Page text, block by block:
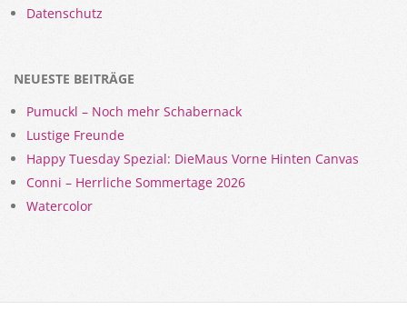
Datenschutz
NEUESTE BEITRÄGE
Pumuckl – Noch mehr Schabernack
Lustige Freunde
Happy Tuesday Spezial: DieMaus Vorne Hinten Canvas
Conni – Herrliche Sommertage 2026
Watercolor